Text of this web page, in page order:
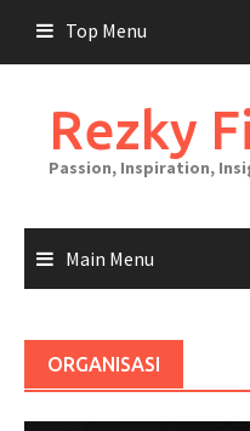
content
Top Menu
Rezky
Passion, Inspiration,
Main Menu
ORGANISASI